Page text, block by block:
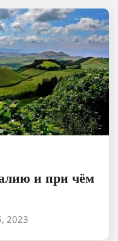
и при чём
2023